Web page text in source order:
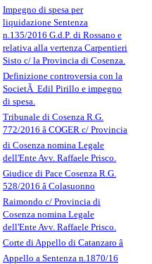
Impegno di spesa per
liquidazione Sentenza
n.135/2016 G.d.P. di Rossano e
relativa alla vertenza Carpentieri
Sisto c/ la Provincia di Cosenza.
Definizione controversia con la
SocietÃ Edil Pirillo e impegno
di spesa.
Tribunale di Cosenza R.G.
772/2016 â COGER c/ Provincia
di Cosenza nomina Legale
dell'Ente Avv. Raffaele Prisco.
Giudice di Pace Cosenza R.G.
528/2016 â Colasuonno
Raimondo c/ Provincia di
Cosenza nomina Legale
dell'Ente Avv. Raffaele Prisco.
Corte di Appello di Catanzaro â
Appello a Sentenza n.1870/16